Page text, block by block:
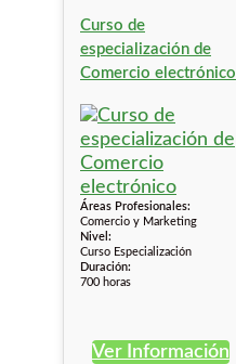
Curso de
especialización de
Comercio electrónico
Áreas Profesionales:
Comercio y Marketing
Nivel:
Curso Especialización
Duración:
700 horas
Ver Información